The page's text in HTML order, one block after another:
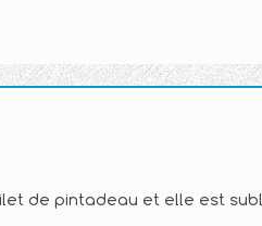
de pintadeau et elle est